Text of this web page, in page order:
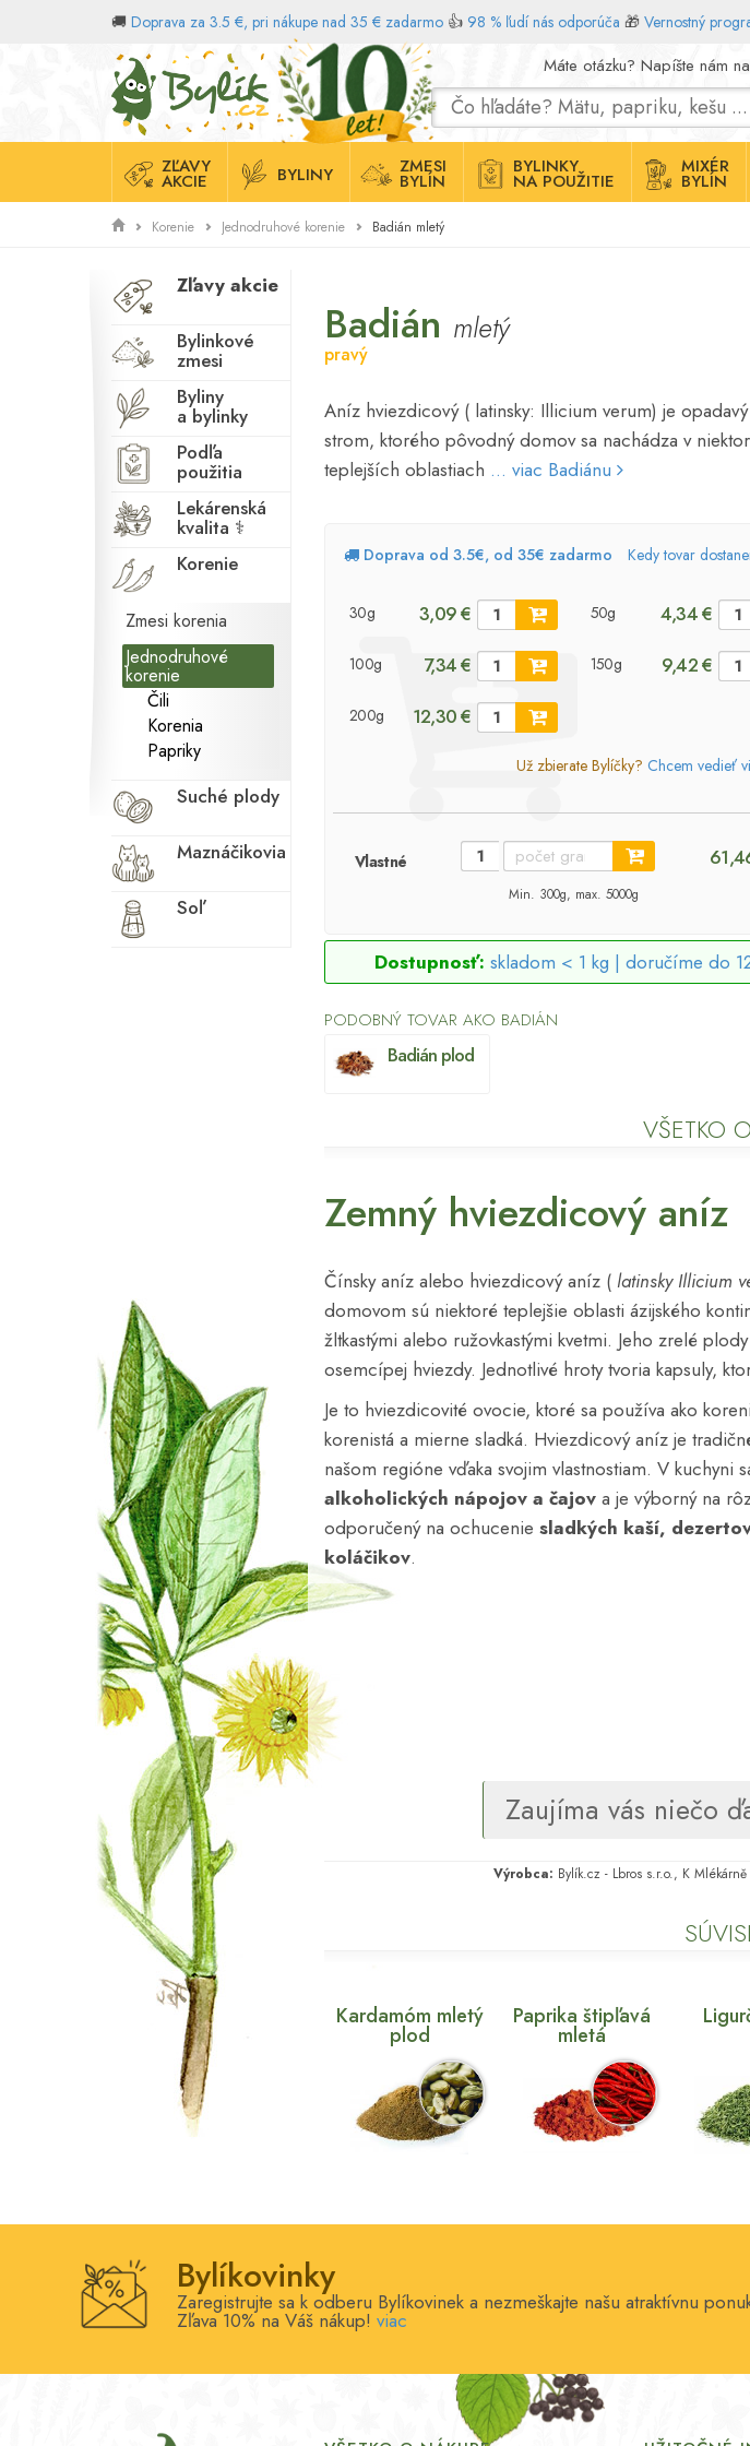
🚚 Doprava za 3.5 €, pri nákupe nad 35 € zadarmo 👍 98 % ľudí nás odporúča 🎁 Vernostný
Domov Máte otázku? Napíšte nám na
ZĽAVY
AKCIE BYLINY ZMESI
BYLÍN
BYLINKY
NA POUŽITIE
MIXÉR
BYLÍN
Korenie Jednodruhové korenie Badián mletý
Zľavy akcie
Bylinkové
zmesi
Byliny
a bylinky
Podľa
použitia
Lekárenská
kvalita ⚕
Korenie
Zmesi korenia
Jednodruhové
korenie
Čili
Korenia
Papriky
Suché plody
Maznáčikovia
Soľ
Badián mletý
pravý
Aníz hviezdicový ( latinsky: Illicium verum) je
strom, ktorého pôvodný domov sa nachádza v
teplejších oblastiach ... viac Badiánu
Doprava od 3.5€, od 35€ zadarmo Kedy tovar
30g 3,09 € 50g 4,34 €
100g 7,34 € 150g 9,42 €
200g 12,30 €
Už zbierate Bylíčky? Chcem vedieť
Vlastné
Min. 300g, max. 5000g
Dostupnosť: skladom < 1 kg | doručíme do
PODOBNÝ TOVAR AKO BADIÁN
Badián plod
VŠETKO
Zemný hviezdicový aníz
Čínsky aníz alebo hviezdicový aníz ( latinsky Illicium
domovom sú niektoré teplejšie oblasti ázijského
žltkastými alebo ružovkastými kvetmi. Jeho zrelé
osemcípej hviezdy. Jednotlivé hroty tvoria kapsuly,
Je to hviezdicovité ovocie, ktoré sa používa ako
korenistá a mierne sladká. Hviezdicový aníz je
našom regióne vďaka svojim vlastnostiam. V kuchyni
alkoholických nápojov a čajov a je výborný na
odporučený na ochucenie sladkých kaší,
koláčikov.
Zaujíma vás niečo
Výrobca: Bylík.cz - Lbros s.r.o., K
Kardamóm mletý
plod
Paprika štipľavá
mletá
Bylíkovinky
Zaregistrujte sa k odberu Bylíkovinek a nezmeškajte našu atraktívnu
Zľava 10% na Váš nákup! viac